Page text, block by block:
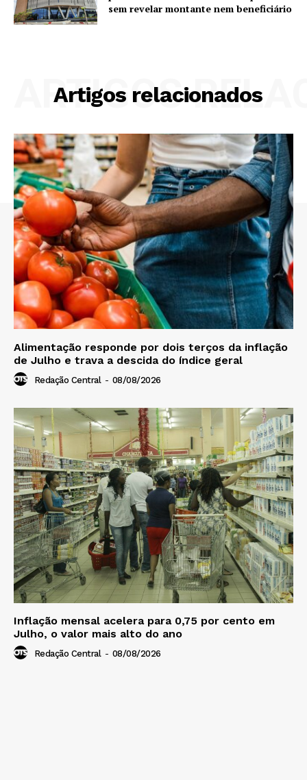
sem revelar montante nem beneficiário
Artigos relacionados
ARTIGOS
Alimentação responde por dois terços da inflação
de Julho e trava a descida do índice geral
Redação Central - 08/08/2026
Inflação mensal acelera para 0,75 por cento em
Julho, o valor mais alto do ano
Redação Central - 08/08/2026